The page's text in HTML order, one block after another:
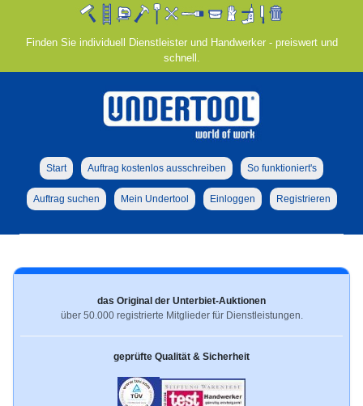
Finden Sie individuell Dienstleister und Handwerker - preiswert und
schnell.
Start Auftrag kostenlos ausschreiben So funktioniert's
Auftrag suchen Mein Undertool Einloggen Registrieren
das Original der Unterbiet-Auktionen
über 50.000 registrierte Mitglieder für Dienstleistungen.
geprüfte Qualität & Sicherheit